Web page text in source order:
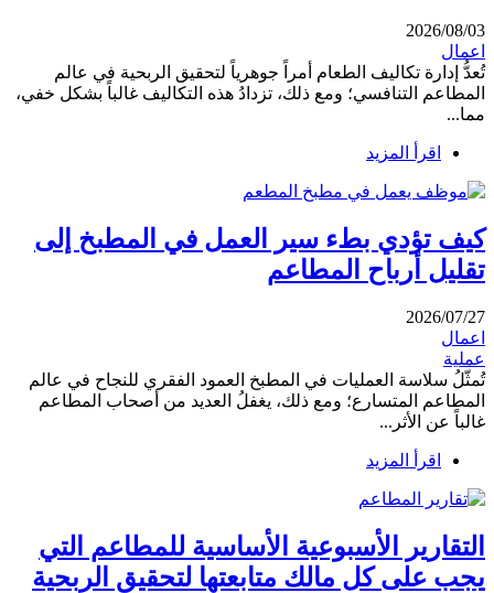
2026/08/03
اعمال
تُعدُّ إدارة تكاليف الطعام أمراً جوهرياً لتحقيق الربحية في عالم
المطاعم التنافسي؛ ومع ذلك، تزدادُ هذه التكاليف غالباً بشكل خفي،
مما...
اقرأ المزيد
كيف تؤدي بطء سير العمل في المطبخ إلى
تقليل أرباح المطاعم
2026/07/27
اعمال
عملية
تُمثّلُ سلاسة العمليات في المطبخ العمود الفقري للنجاح في عالم
المطاعم المتسارع؛ ومع ذلك، يغفلُ العديد من أصحاب المطاعم
غالباً عن الأثر...
اقرأ المزيد
التقارير الأسبوعية الأساسية للمطاعم التي
يجب على كل مالك متابعتها لتحقيق الربحية